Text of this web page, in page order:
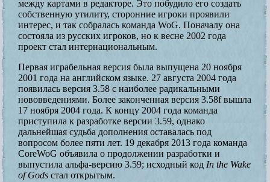
между картами в редакторе. Это побудило его создать
собственную утилиту, сторонние игроки проявили
интерес, и так собралась команда WoG. Поначалу она
состояла из русских игроков, но к весне 2002 года
проект стал интернациональным.
Первая играбельная версия была выпущена 20 ноября
2001 года на английском языке. 27 августа 2004 года
появилась версия 3.58 с наиболее радикальными
нововведениями. Более законченная версия 3.58f вышла
17 ноября 2004 года. К концу 2004 года команда
приступила к разработке версии 3.59, однако
дальнейшая судьба дополнения оставалась под
вопросом более пяти лет. 19 декабря 2013 года команда
CoreWoG объявила о продолжении разработки и
выпустила альфа-версию 3.59; исходный код In the Wake
of Gods стал открытым.